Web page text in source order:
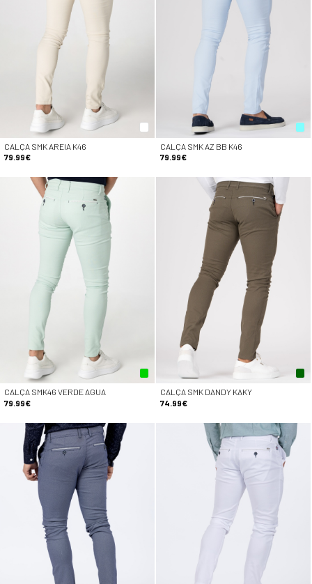
CALÇA SMK AREIA K46
79.99€
CALÇA SMK AZ BB K46
79.99€
CALÇA SMK46 VERDE AGUA
79.99€
CALÇA SMK DANDY KAKY
74.99€